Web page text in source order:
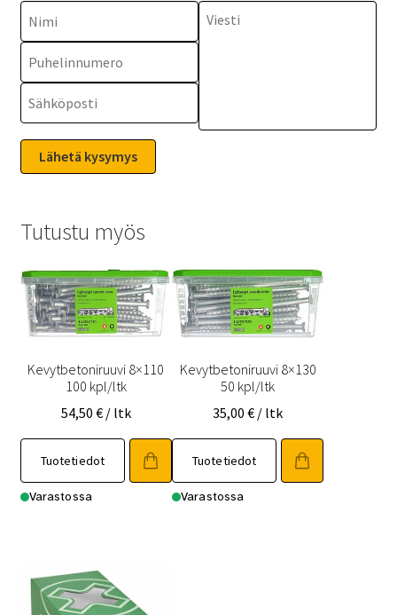
Tutustu myös
Kevytbetoniruuvi 8×110
100 kpl/ltk
54,50 € / ltk
Tuotetiedot
Varastossa
Kevytbetoniruuvi 8×130
50 kpl/ltk
35,00€ / ltk
Tuotetiedot
Varastossa